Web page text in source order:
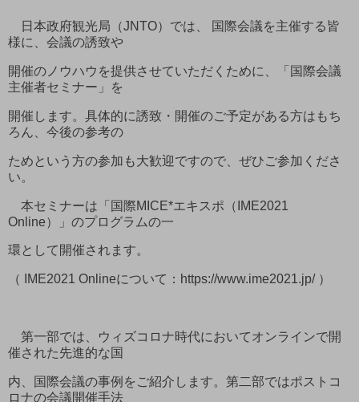
日本政府観光局（JNTO）では、 国際会議を主催する皆
様に、会議の誘致や
開催のノウハウを提供させていただくために、「国際会議
主催者セミナー」を
開催します。具体的に誘致・開催のご予定がある方はもち
ろん、今後の参考の
ためという方の参加も大歓迎ですので、ぜひご参加くださ
い。
本セミナーは「国際MICE*エキスポ（IME2021
Online）」のプログラムの一
環として開催されます。
（ IME2021 Onlineについて：https://www.ime2021.jp/ ）
第一部では、ウィズコロナ時代においてオンラインで開
催された先進的な国
内、国際会議の事例をご紹介します。第二部ではポストコ
ロナの会議開催手法